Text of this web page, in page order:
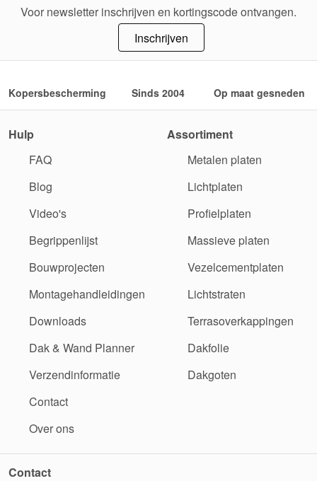
Voor newsletter inschrijven en kortingscode ontvangen.
Inschrijven
Kopersbescherming Sinds 2004 Op maat gesneden
Hulp
FAQ
Blog
Video's
Begrippenlijst
Bouwprojecten
Montagehandleidingen
Downloads
Dak & Wand Planner
Verzendinformatie
Contact
Over ons
Assortiment
Metalen platen
Lichtplaten
Profielplaten
Massieve platen
Vezelcementplaten
Lichtstraten
Terrasoverkappingen
Dakfolie
Dakgoten
Contact